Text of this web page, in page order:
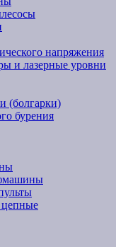
напряжения
и лазерные уровни
(болгарки)
бурения
цепные